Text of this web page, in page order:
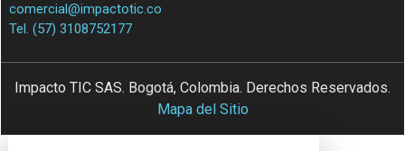
comercial@impactotic.co
Tel. (57) 3108752177
Impacto TIC SAS. Bogotá, Colombia. Derechos Reservados.
Mapa del Sitio